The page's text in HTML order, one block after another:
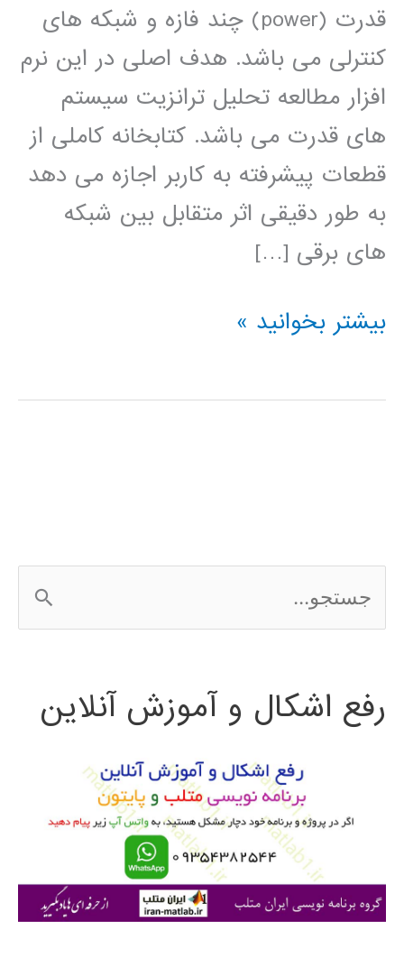
قدرت (power) چند فازه و شبکه های
کنترلی می باشد. هدف اصلی در این نرم
افزار مطالعه تحلیل ترانزیت سیستم
های قدرت می باشد. کتابخانه کاملی از
قطعات پیشرفته به کاربر اجازه می دهد
به طور دقیقی اثر متقابل بین شبکه
های برقی […]
آموزش
افزار
بیشتر بخوانید »
س
ج
ی
رفع اشکال و آموزش آنلاین